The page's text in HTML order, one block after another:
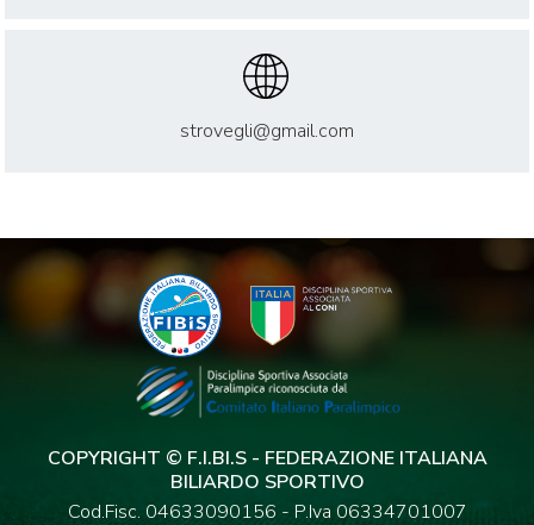
strovegli@gmail.com
COPYRIGHT © F.I.BI.S - FEDERAZIONE ITALIANA
BILIARDO SPORTIVO
Cod.Fisc. 04633090156 - P.Iva 06334701007